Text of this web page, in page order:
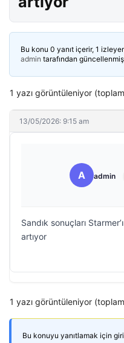
Bu konu 0 yanıt içerir, 1
admin tarafından
1 yazı görüntüleniyor
13/05/2026: 9:15 am
A admin
Sandık sonuçları
artıyor
1 yazı görüntüleniyor
Bu konuyu yanıtlamak için